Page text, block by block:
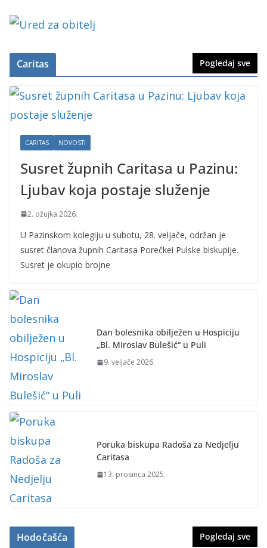
Caritas Pogledaj sve
CARITAS NOVOSTI
Susret župnih Caritasa u Pazinu:
Ljubav koja postaje služenje
2. ožujka 2026.
U Pazinskom kolegiju u subotu, 28. veljače, održan je
susret članova župnih Caritasa Porečkei Pulske biskupije.
Susret je okupio brojne
Dan bolesnika obilježen u Hospiciju
„Bl. Miroslav Bulešić“ u Puli
9. veljače 2026.
Poruka biskupa Radoša za Nedjelju
Caritasa
13. prosinca 2025.
Hodočašća Pogledaj sve